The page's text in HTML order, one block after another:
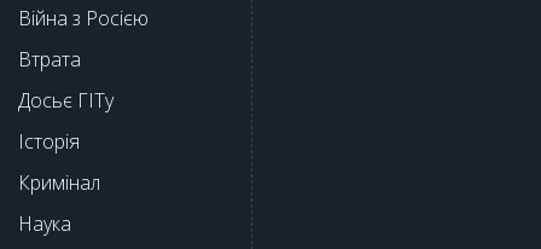
Війна з Росією
Втрата
Досьє ГІТу
Історія
Кримінал
Наука